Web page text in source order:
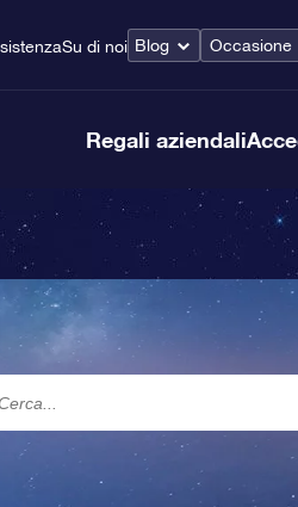
Su di noi Blog Occasione
Regali aziendali